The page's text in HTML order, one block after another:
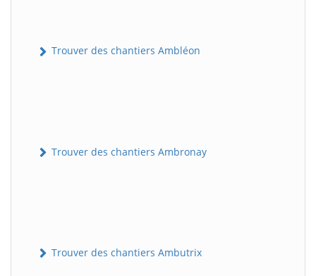
Trouver des chantiers Ambléon
Trouver des chantiers Ambronay
Trouver des chantiers Ambutrix